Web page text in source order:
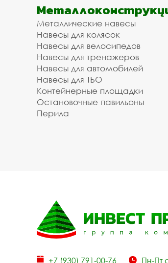
Металлические навесы
Навесы для колясок
Навесы для велосипедов
Навесы для тренажеров
Навесы для автомобилей
Навесы для ТБО
Контейнерные площадки
Остановочные павильоны
Перила
+7 (930) 791-00-76 Пн-Пт